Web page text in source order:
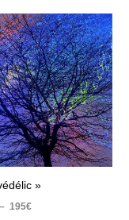
»
– 195€
Plage
de
prix :
115€
à
195€